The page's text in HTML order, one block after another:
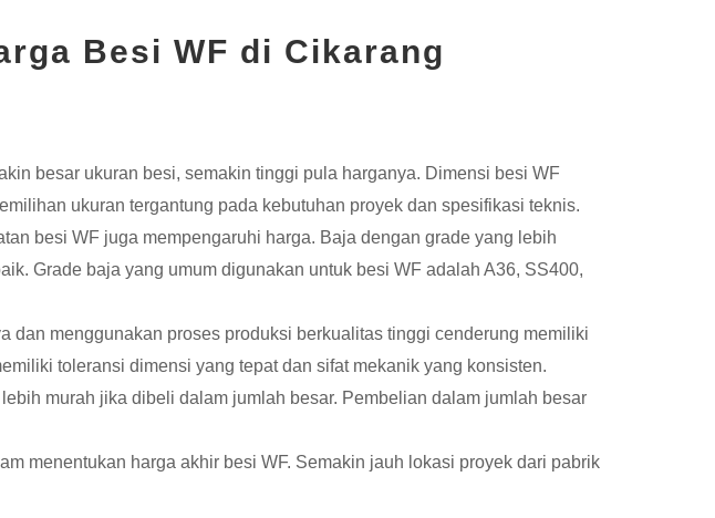
Besi WF di Cikarang
besar ukuran besi, semakin tinggi pula harganya. Dimensi besi WF
ukuran tergantung pada kebutuhan proyek dan spesifikasi teknis.
besi WF juga mempengaruhi harga. Baja dengan grade yang lebih
Grade baja yang umum digunakan untuk besi WF adalah A36, SS400,
dan menggunakan proses produksi berkualitas tinggi cenderung memiliki
toleransi dimensi yang tepat dan sifat mekanik yang konsisten.
murah jika dibeli dalam jumlah besar. Pembelian dalam jumlah besar
menentukan harga akhir besi WF. Semakin jauh lokasi proyek dari pabrik